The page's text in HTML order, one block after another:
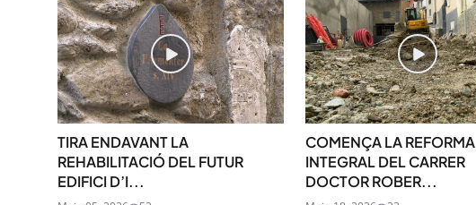
TIRA ENDAVANT LA
REHABILITACIÓ DEL FUTUR
EDIFICI D’I...
COMENÇA LA REFORMA
INTEGRAL DEL CARRER
DOCTOR ROBER...